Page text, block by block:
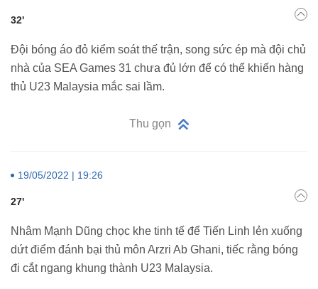
32'
Đội bóng áo đỏ kiểm soát thế trận, song sức ép mà đội chủ
nhà của SEA Games 31 chưa đủ lớn để có thể khiến hàng
thủ U23 Malaysia mắc sai lầm.
Thu gọn
19/05/2022 | 19:26
27'
Nhâm Mạnh Dũng chọc khe tinh tế để Tiến Linh lẻn xuống
dứt điểm đánh bại thủ môn Arzri Ab Ghani, tiếc rằng bóng
đi cắt ngang khung thành U23 Malaysia.